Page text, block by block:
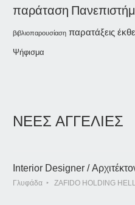
παράταση
βιβλιοπαρουσίαση παρατάξεις
Ψήφισμα
ΝΕΕΣ ΑΓΓΕΛΙΕΣ
Interior Designer /
Γλυφάδα ZAFIDO HOLDING